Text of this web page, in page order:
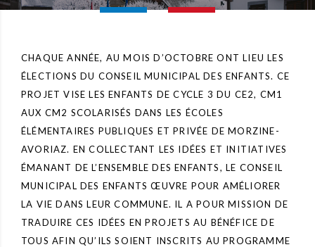
CHAQUE ANNÉE, AU MOIS D’OCTOBRE ONT LIEU LES
ÉLECTIONS DU CONSEIL MUNICIPAL DES ENFANTS. CE
PROJET VISE LES ENFANTS DE CYCLE 3 DU CE2, CM1
AUX CM2 SCOLARISÉS DANS LES ÉCOLES
ÉLÉMENTAIRES PUBLIQUES ET PRIVÉE DE MORZINE-
AVORIAZ. EN COLLECTANT LES IDÉES ET INITIATIVES
ÉMANANT DE L’ENSEMBLE DES ENFANTS, LE CONSEIL
MUNICIPAL DES ENFANTS ŒUVRE POUR AMÉLIORER
LA VIE DANS LEUR COMMUNE. IL A POUR MISSION DE
TRADUIRE CES IDÉES EN PROJETS AU BÉNÉFICE DE
TOUS AFIN QU’ILS SOIENT INSCRITS AU PROGRAMME